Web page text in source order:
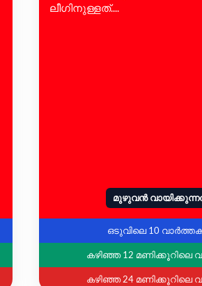
ലീഗിനുള്ളത്....
മുഴുവൻ
ഒടുവിലെ 10
കഴിഞ്ഞ 12 മണിക്കൂറിലെ
കഴിഞ്ഞ 24 മണിക്കൂറിലെ